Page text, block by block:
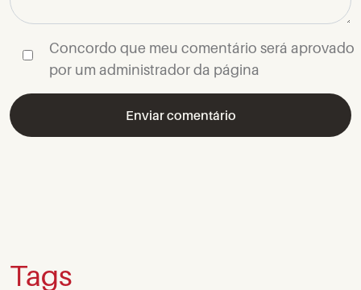
Concordo que meu comentário será aprovado
por um administrador da página
Tags